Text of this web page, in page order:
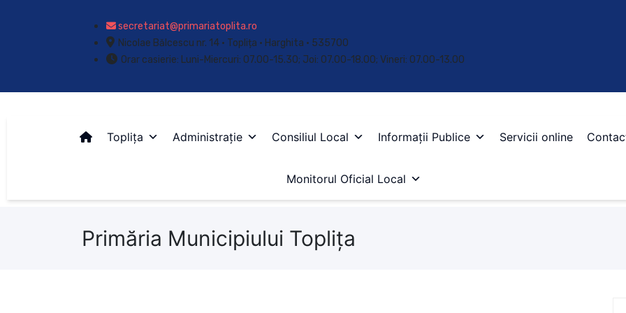
secretariat@primariatoplita.ro
Nicolae Bălcescu nr. 14 • Toplița • Harghita • 535700
Orar casierie: Luni-Miercuri: 07.00-15.30; Joi: 07.00-18.00; Vineri: 07.00-13.00
Toplița Administrație Consiliul Local Informații Publice Servicii online
Monitorul Oficial Local
Primăria Municipiului Toplița